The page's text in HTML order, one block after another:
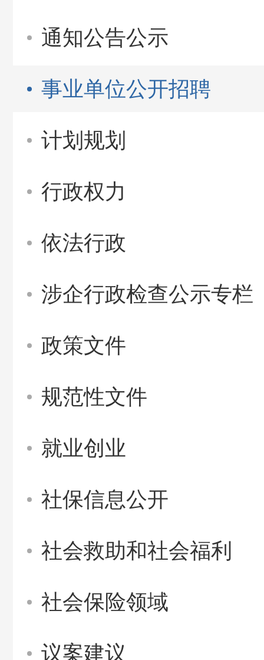
通知公告公示
事业单位公开招聘
计划规划
行政权力
依法行政
涉企行政检查公示专栏
政策文件
规范性文件
就业创业
社保信息公开
社会救助和社会福利
社会保险领域
议案建议